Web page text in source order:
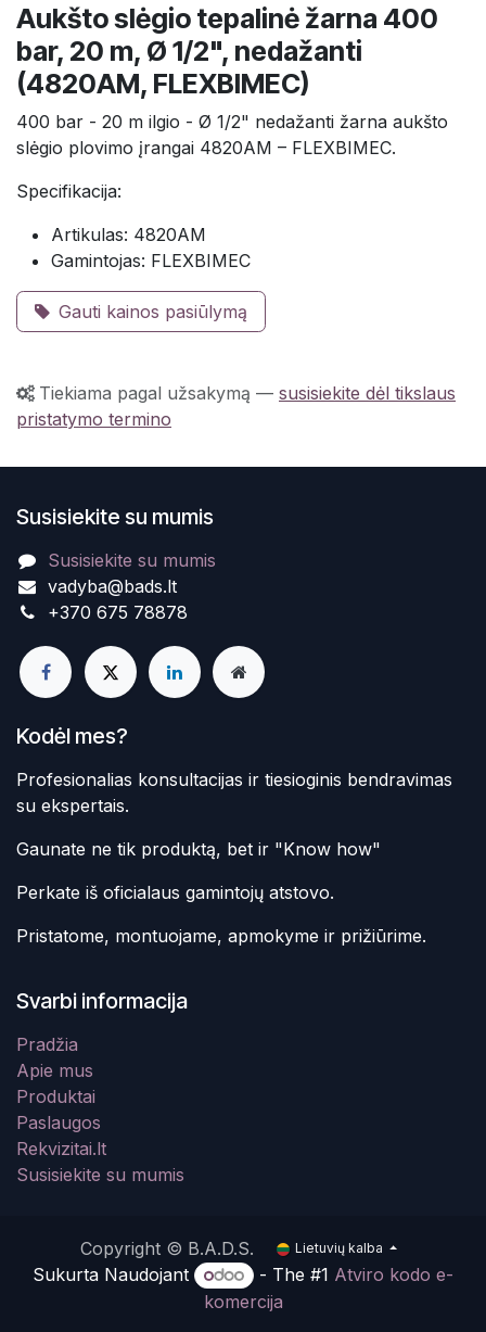
Aukšto slėgio tepalinė žarna 400
bar, 20 m, Ø 1/2", nedažanti
(4820AM, FLEXBIMEC)
400 bar - 20 m ilgio - Ø 1/2" nedažanti žarna aukšto
slėgio plovimo įrangai 4820AM – FLEXBIMEC.
Specifikacija:
Artikulas: 4820AM
Gamintojas: FLEXBIMEC
Gauti kainos pasiūlymą
Tiekiama pagal užsakymą — susisiekite dėl tikslaus
pristatymo termino
Susisiekite su mumis
Susisiekite su mumis
vadyba@bads.lt
+370 675 78878
Kodėl mes?
Profesionalias konsultacijas ir tiesioginis bendravimas
su ekspertais.
Gaunate ne tik produktą, bet ir "Know how"
Perkate iš oficialaus gamintojų atstovo.
Pristatome, montuojame, apmokyme ir prižiūrime.
Svarbi informacija
Pradžia
Apie mus
Produktai
Paslaugos
Rekvizitai.lt
Susisiekite su mumis
Copyright © B.A.D.S. Lietuvių kalba
Sukurta Naudojant - The #1 Atviro kodo e-
komercija